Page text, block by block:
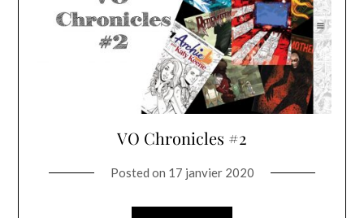
VO Chronicles #2
Posted on 17 janvier 2020